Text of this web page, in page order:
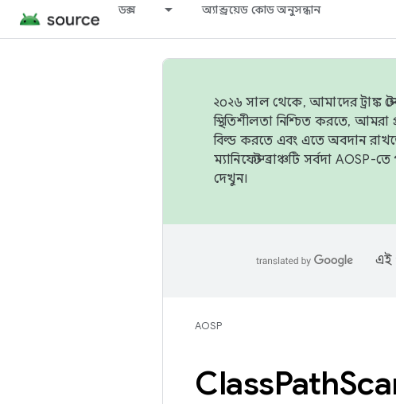
ডক্স অ্যান্ড্রয়েড কোড অনুসন্ধান
২০২৬ সাল থেকে, আমাদের ট্রাঙ্ক
স্থিতিশীলতা নিশ্চিত করতে,
বিল্ড করতে এবং এতে অবদান
ম্যানিফেস্ট ব্রাঞ্চটি সর্বদা
দেখুন।
এই
AOSP
ClassPath